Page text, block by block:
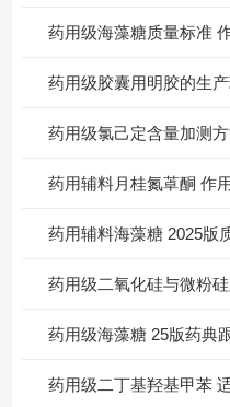
药用级海藻糖质量标准
药用级胶囊用明胶的生
药用级氯己定含量加测
药用辅料月桂氮䓬酮 作
药用辅料海藻糖 2025版
药用级二氧化硅与微粉硅
药用级海藻糖 25版药典
药用级二丁基羟基甲苯